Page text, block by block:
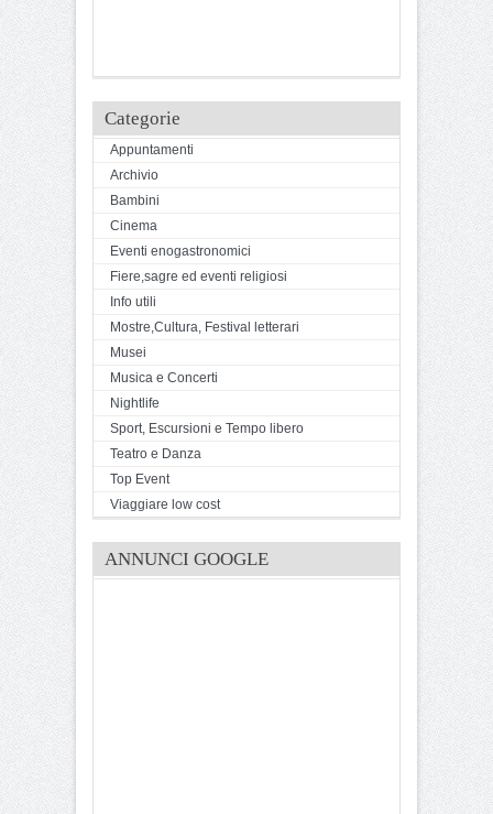
Categorie
Appuntamenti
Archivio
Bambini
Cinema
Eventi enogastronomici
Fiere,sagre ed eventi religiosi
Info utili
Mostre,Cultura, Festival letterari
Musei
Musica e Concerti
Nightlife
Sport, Escursioni e Tempo libero
Teatro e Danza
Top Event
Viaggiare low cost
ANNUNCI GOOGLE